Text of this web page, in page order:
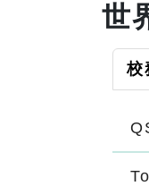
世
校